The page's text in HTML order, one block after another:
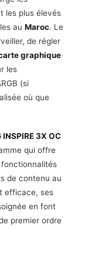
les plus élevés
au Maroc. Le
de régler
graphique
les
(si
où que
3X OC
qui offre
de contenu au
efficace, ses
en font
premier ordre